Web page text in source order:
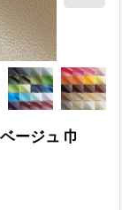
ージュ 巾